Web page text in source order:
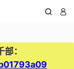
 
：